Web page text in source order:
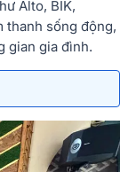
Alto, BIK,
thanh sống động,
gian gia đình.